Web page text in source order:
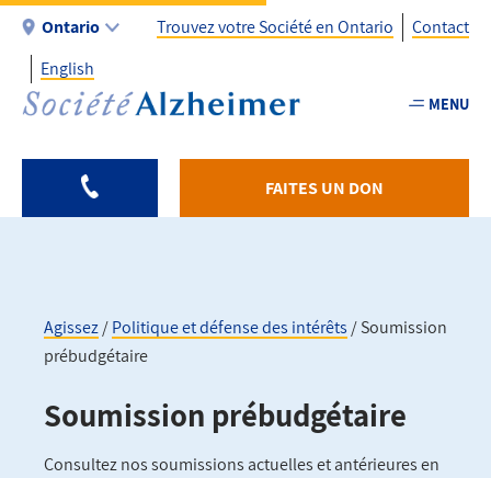
Aller
contenu
principal
Ontario
Utility
-
Fr
ON
Trouvez votre Société en Ontario
Contact
English
MENU
FAITES UN DON
d'Ariane
Agissez Politique et défense des intérêts
Soumission
prébudgétaire
Soumission prébudgétaire
Consultez nos soumissions actuelles et antérieures en